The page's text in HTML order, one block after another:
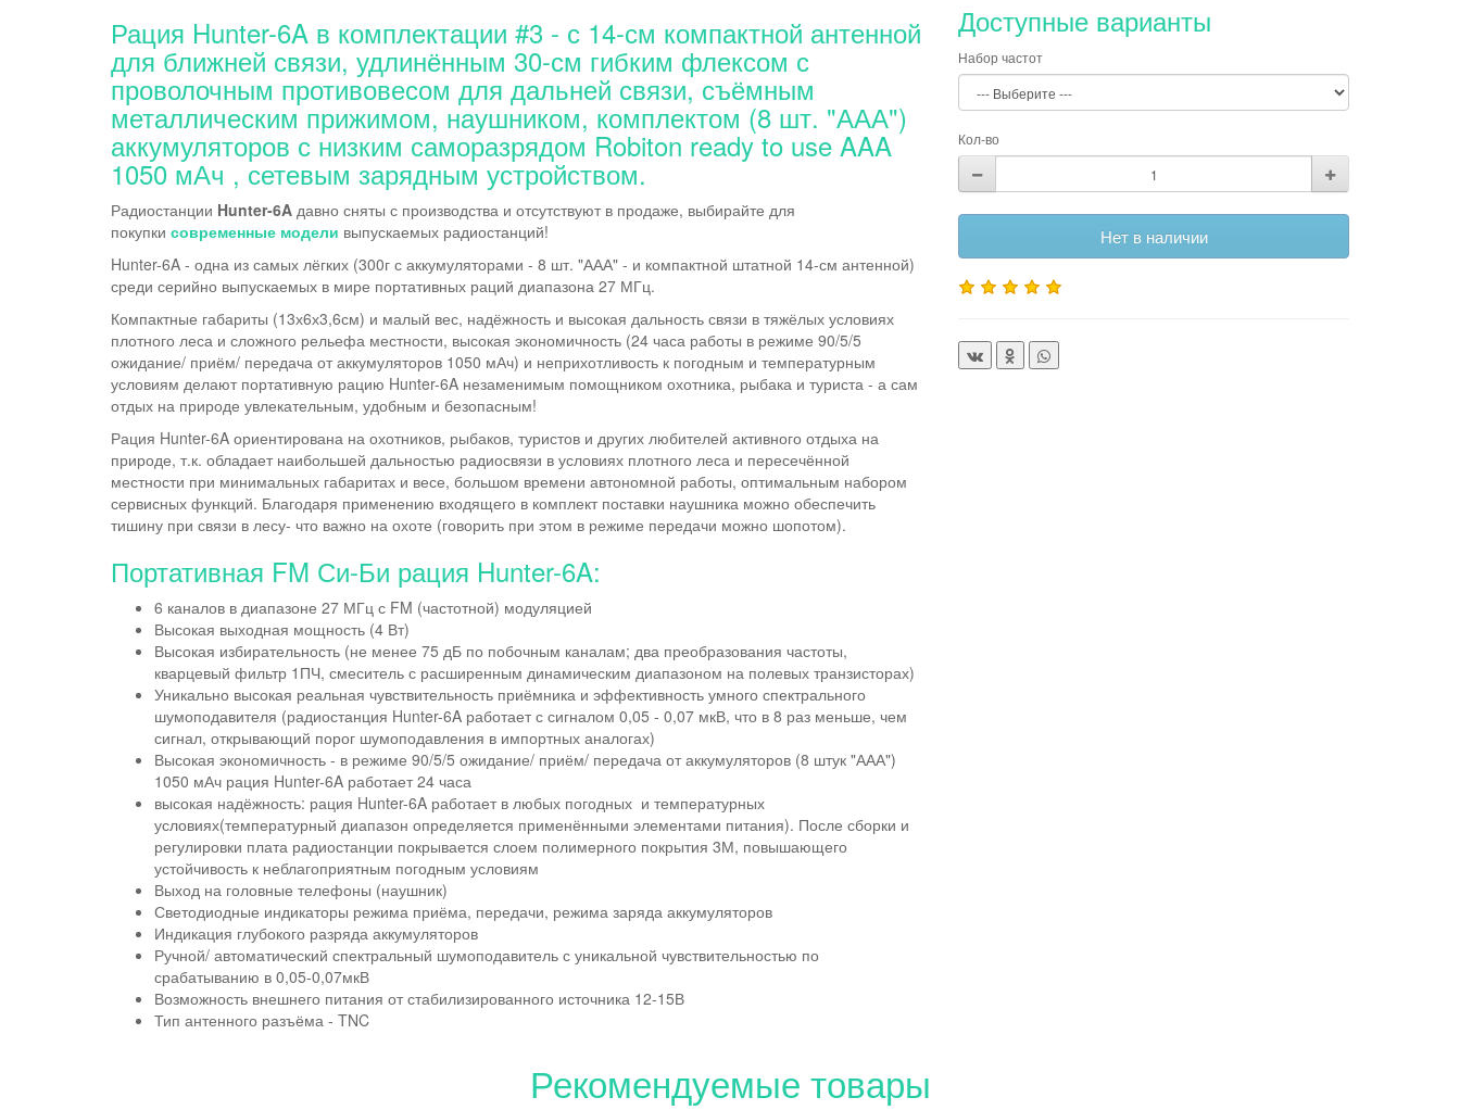
Рация Hunter-6A в комплектации #3 - с 14-см компактной антенной
для ближней связи, удлинённым 30-см гибким флексом с
проволочным противовесом для дальней связи, съёмным
металлическим прижимом, наушником, комплектом (8 шт. "ААА")
аккумуляторов с низким саморазрядом Robiton ready to use AAA
1050 мАч , сетевым зарядным устройством.
Радиостанции Hunter-6A давно сняты с производства и отсутствуют в продаже, выбирайте для
покупки современные модели выпускаемых радиостанций!
Hunter-6A - одна из самых лёгких (300г с аккумуляторами - 8 шт. "ААА" - и компактной штатной 14-см антенной)
среди серийно выпускаемых в мире портативных раций диапазона 27 МГц.
Компактные габариты (13х6х3,6см) и малый вес, надёжность и высокая дальность связи в тяжёлых условиях
плотного леса и сложного рельефа местности, высокая экономичность (24 часа работы в режиме 90/5/5
ожидание/ приём/ передача от аккумуляторов 1050 мАч) и неприхотливость к погодным и температурным
условиям делают портативную рацию Hunter-6A незаменимым помощником охотника, рыбака и туриста - а сам
отдых на природе увлекательным, удобным и безопасным!
Рация Hunter-6A ориентирована на охотников, рыбаков, туристов и других любителей активного отдыха на
природе, т.к. обладает наибольшей дальностью радиосвязи в условиях плотного леса и пересечённой
местности при минимальных габаритах и весе, большом времени автономной работы, оптимальным набором
сервисных функций. Благодаря применению входящего в комплект поставки наушника можно обеспечить
тишину при связи в лесу- что важно на охоте (говорить при этом в режиме передачи можно шопотом).
Портативная FM Си-Би рация Hunter-6A:
6 каналов в диапазоне 27 МГц с FM (частотной) модуляцией
Высокая выходная мощность (4 Вт)
Высокая избирательность (не менее 75 дБ по побочным каналам; два преобразования частоты,
кварцевый фильтр 1ПЧ, смеситель с расширенным динамическим диапазоном на полевых транзисторах)
Уникально высокая реальная чувствительность приёмника и эффективность умного спектрального
шумоподавителя (радиостанция Hunter-6A работает с сигналом 0,05 - 0,07 мкВ, что в 8 раз меньше, чем
сигнал, открывающий порог шумоподавления в импортных аналогах)
Высокая экономичность - в режиме 90/5/5 ожидание/ приём/ передача от аккумуляторов (8 штук "ААА")
1050 мАч рация Hunter-6A работает 24 часа
высокая надёжность: рация Hunter-6A работает в любых погодных и температурных
условиях(температурный диапазон определяется применёнными элементами питания). После сборки и
регулировки плата радиостанции покрывается слоем полимерного покрытия 3М, повышающего
устойчивость к неблагоприятным погодным условиям
Выход на головные телефоны (наушник)
Светодиодные индикаторы режима приёма, передачи, режима заряда аккумуляторов
Индикация глубокого разряда аккумуляторов
Ручной/ автоматический спектральный шумоподавитель с уникальной чувствительностью по
срабатыванию в 0,05-0,07мкВ
Возможность внешнего питания от стабилизированного источника 12-15В
Тип антенного разъёма - TNC
Доступные варианты
Набор частот
Кол-во
Нет в наличии
Рекомендуемые товары